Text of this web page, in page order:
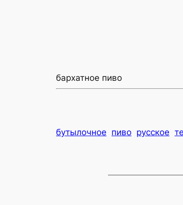
бархатное пиво
бутылочное пиво русское